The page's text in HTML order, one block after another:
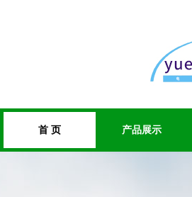
首 页 产品展示